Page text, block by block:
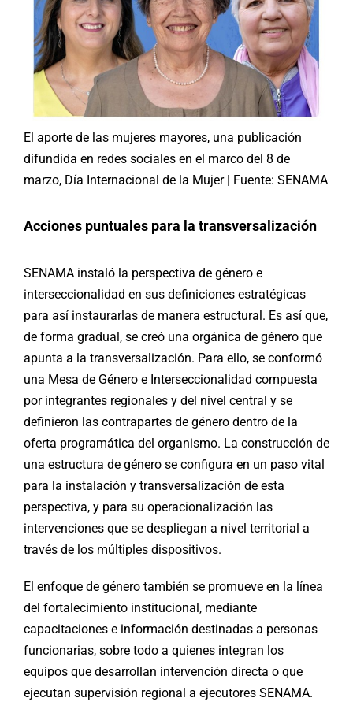
El aporte de las mujeres mayores, una publicación
difundida en redes sociales en el marco del 8 de
marzo, Día Internacional de la Mujer | Fuente: SENAMA
Acciones puntuales para la transversalización
SENAMA instaló la perspectiva de género e
interseccionalidad en sus definiciones estratégicas
para así instaurarlas de manera estructural. Es así que,
de forma gradual, se creó una orgánica de género que
apunta a la transversalización. Para ello, se conformó
una Mesa de Género e Interseccionalidad compuesta
por integrantes regionales y del nivel central y se
definieron las contrapartes de género dentro de la
oferta programática del organismo. La construcción de
una estructura de género se configura en un paso vital
para la instalación y transversalización de esta
perspectiva, y para su operacionalización las
intervenciones que se despliegan a nivel territorial a
través de los múltiples dispositivos.
El enfoque de género también se promueve en la línea
del fortalecimiento institucional, mediante
capacitaciones e información destinadas a personas
funcionarias, sobre todo a quienes integran los
equipos que desarrollan intervención directa o que
ejecutan supervisión regional a ejecutores SENAMA.